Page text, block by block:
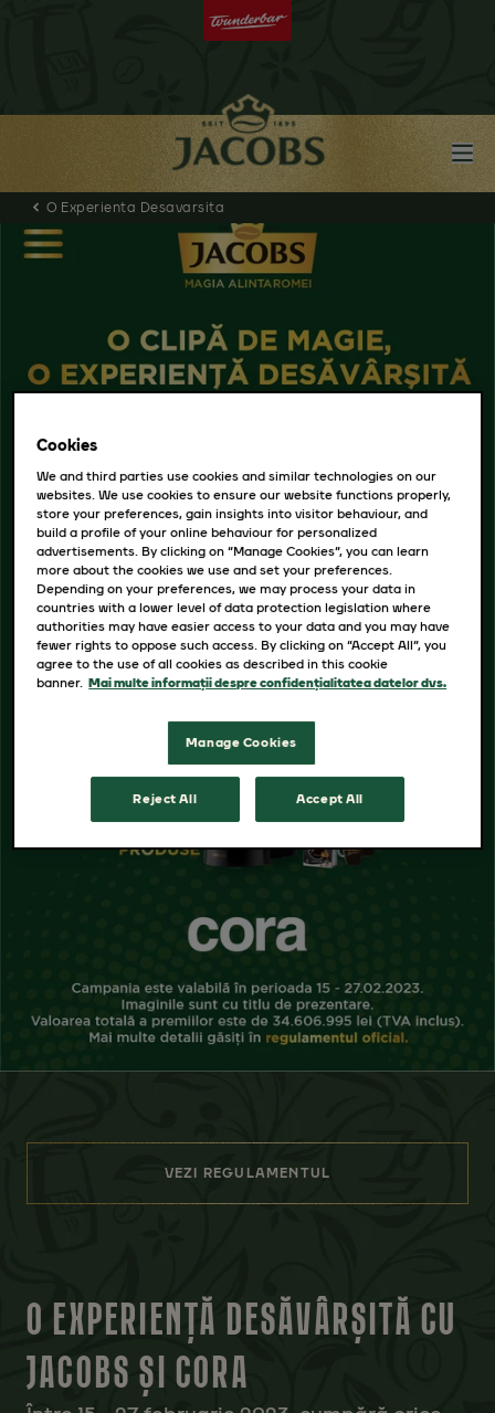
O Experienta Desavarsita
VEZI REGULAMENTUL
O EXPERIENȚĂ DESĂVÂRȘITĂ CU
JACOBS ȘI CORA
Cookies
We and third parties use cookies and similar technologies on our
websites. We use cookies to ensure our website functions properly,
store your preferences, gain insights into visitor behaviour, and
build a profile of your online behaviour for personalized
advertisements. By clicking on “Manage Cookies”, you can learn
more about the cookies we use and set your preferences.
Depending on your preferences, we may process your data in
countries with a lower level of data protection legislation where
authorities may have easier access to your data and you may have
fewer rights to oppose such access. By clicking on “Accept All”, you
agree to the use of all cookies as described in this cookie
banner. Mai multe informații despre confidențialitatea datelor dvs.
Manage Cookies
Reject All Accept All